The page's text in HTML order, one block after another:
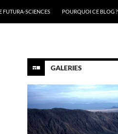
FUTURA-SCIENCES
POURQUOI CE BLOG ?
GALERIES